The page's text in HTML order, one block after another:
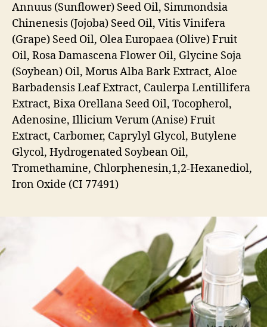
Annuus (Sunflower) Seed Oil, Simmondsia
Chinenesis (Jojoba) Seed Oil, Vitis Vinifera
(Grape) Seed Oil, Olea Europaea (Olive) Fruit
Oil, Rosa Damascena Flower Oil, Glycine Soja
(Soybean) Oil, Morus Alba Bark Extract, Aloe
Barbadensis Leaf Extract, Caulerpa Lentillifera
Extract, Bixa Orellana Seed Oil, Tocopherol,
Adenosine, Illicium Verum (Anise) Fruit
Extract, Carbomer, Caprylyl Glycol, Butylene
Glycol, Hydrogenated Soybean Oil,
Tromethamine, Chlorphenesin,1,2-Hexanediol,
Iron Oxide (CI 77491)